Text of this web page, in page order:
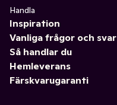
Handla
Inspiration
Vanliga frågor och svar
Så handlar du
Hemleverans
Färskvarugaranti